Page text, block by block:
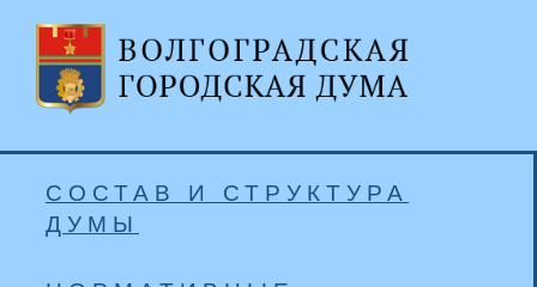
СОСТАВ И СТРУКТУРА
ДУМЫ